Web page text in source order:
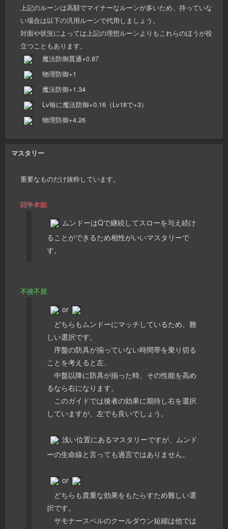
上記のルーンは高額でマイナーなルーンが多いため、持っていな
い場合は以下の汎用ルーンで代用しましょう。
対面や状況によっては上記の理想ルーンよりもこれらのほうが役
立つこともあります。
魔法防御貫通+0.87
物理防御+1
魔法防御+1.34
Lv毎に魔法防御+0.16（Lv18で+3）
物理防御+4.26
マスタリー
重要なものだけ抜粋しています。
闘争本能
ムンドーはQで継続してスローを与え続け
ることができるため相性がいいマスタリーで
す。
不撓不屈
or
どちらもムンドーにマッチしているため、難
しい選択です。
序盤の防具が揃っていない時間帯を乗り切る
ことを考えると左、
中盤以降に防具が揃った時、その性能を高め
るなら右になります。
このガイドでは後者の効果に期待し右を選択
していますが、左でも良いでしょう。
浅い位置にあるマスタリーですが、ムンド
ーの生命線と言っても過言ではありません。
or
どちらも貴重な効果をもたらすため難しい選
択です。
サモナースペルのクールダウン短縮は他では